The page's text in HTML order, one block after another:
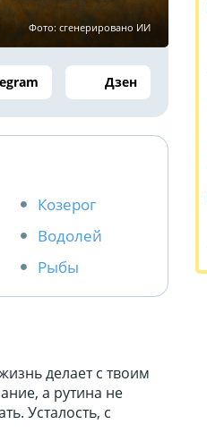
Фото: сгенерировано ИИ
Дзен
Козерог
Водолей
Рыбы
делает с твоим
а рутина не
Усталость, с